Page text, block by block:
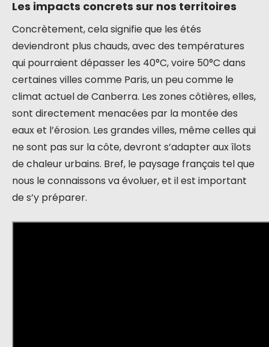
Les impacts concrets sur nos territoires
Concrètement, cela signifie que les étés
deviendront plus chauds, avec des températures
qui pourraient dépasser les 40°C, voire 50°C dans
certaines villes comme Paris, un peu comme le
climat actuel de Canberra. Les zones côtières, elles,
sont directement menacées par la montée des
eaux et l’érosion. Les grandes villes, même celles qui
ne sont pas sur la côte, devront s’adapter aux îlots
de chaleur urbains. Bref, le paysage français tel que
nous le connaissons va évoluer, et il est important
de s’y préparer.